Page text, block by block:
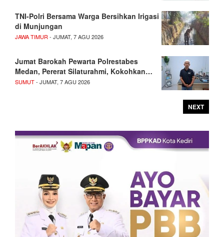
TNI-Polri Bersama Warga Bersihkan Irigasi
di Munjungan
JAWA TIMUR- JUMAT, 7 AGU 2026
Jumat Barokah Pewarta Polrestabes
Medan, Pererat Silaturahmi, Kokohkan…
SUMUT- JUMAT, 7 AGU 2026
NEXT